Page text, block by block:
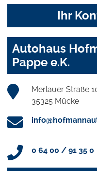
Ihr
Autohaus
Pappe e.K.
Merlauer Straße
35325 Mücke
0 64 00 / 91 35 0